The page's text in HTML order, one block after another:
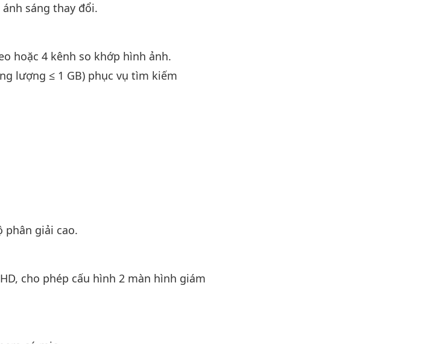
sáng thay đổi.
hoặc 4 kênh so khớp hình ảnh.
lượng ≤ 1 GB) phục vụ tìm kiếm
phân giải cao.
cho phép cấu hình 2 màn hình giám